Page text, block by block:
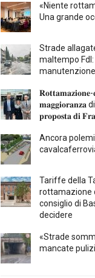
«Niente
Una grande
Strade
maltempo FdI:
𝐑𝐨𝐭𝐭𝐚𝐦𝐚𝐳𝐢𝐨𝐧𝐞-
𝐦𝐚𝐠𝐠𝐢𝐨𝐫𝐚𝐧𝐳𝐚
𝐩𝐫𝐨𝐩𝐨𝐬𝐭𝐚 𝐝𝐢
Ancora
Tariffe della
rottamazione
consiglio di
decidere
«Strade
mancate